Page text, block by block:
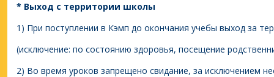
* Выход с территории школы
1) При поступлении в Кэмп до окончания учебы выход за
(исключение: по состоянию здоровья, посещение
2) Во время уроков запрещено свидание, за исключением